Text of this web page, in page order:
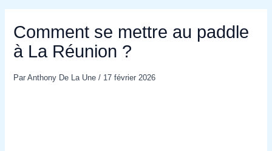
Comment se mettre au paddle
à La Réunion ?
ParAnthony De La Une/ 17 février 2026